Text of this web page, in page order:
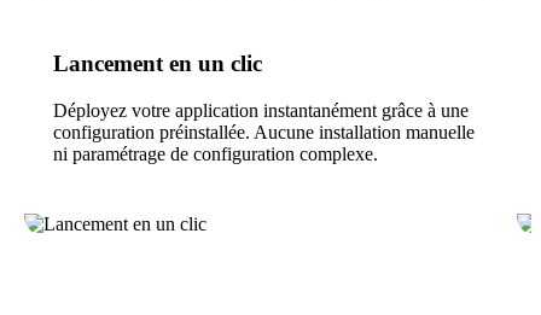
Lancement en un clic
Déployez votre application instantanément grâce à une
configuration préinstallée. Aucune installation manuelle
ni paramétrage de configuration complexe.